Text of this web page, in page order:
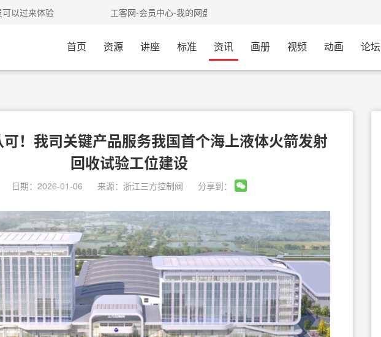
会员可以过来体验 工客网-会员中心-我的网盘已开通，需要的会员可以过来体验
首页 资源 讲座 标准 资讯 画册 视频 动画 论坛
！我司关键产品服务我国首个海上液体火箭发射
回收试验工位建设
日期：2026-01-06 来源： 浙江三方控制阀 分享到：